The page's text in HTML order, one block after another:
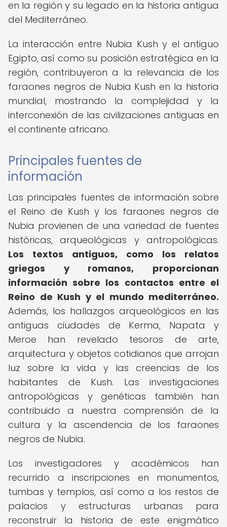
en la región y su legado en la historia antigua
del Mediterráneo.
La interacción entre Nubia Kush y el antiguo
Egipto, así como su posición estratégica en la
región, contribuyeron a la relevancia de los
faraones negros de Nubia Kush en la historia
mundial, mostrando la complejidad y la
interconexión de las civilizaciones antiguas en
el continente africano.
Principales fuentes de
información
Las principales fuentes de información sobre
el Reino de Kush y los faraones negros de
Nubia provienen de una variedad de fuentes
históricas, arqueológicas y antropológicas.
Los textos antiguos, como los relatos
griegos y romanos, proporcionan
información sobre los contactos entre el
Reino de Kush y el mundo mediterráneo.
Además, los hallazgos arqueológicos en las
antiguas ciudades de Kerma, Napata y
Meroe han revelado tesoros de arte,
arquitectura y objetos cotidianos que arrojan
luz sobre la vida y las creencias de los
habitantes de Kush. Las investigaciones
antropológicas y genéticas también han
contribuido a nuestra comprensión de la
cultura y la ascendencia de los faraones
negros de Nubia.
Los investigadores y académicos han
recurrido a inscripciones en monumentos,
tumbas y templos, así como a los restos de
palacios y estructuras urbanas para
reconstruir la historia de este enigmático